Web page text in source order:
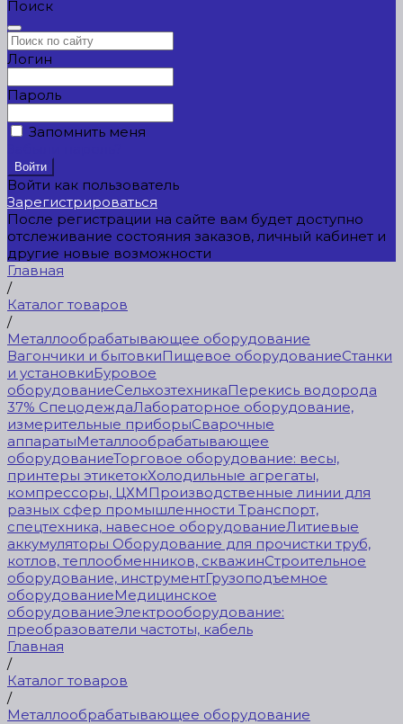
Поиск
Логин
Пароль
Запомнить меня
Войти как пользователь
Зарегистрироваться
После регистрации на сайте вам будет доступно
отслеживание состояния заказов, личный кабинет и
другие новые возможности
Главная
/
Каталог товаров
/
Металлообрабатывающее оборудование
Вагончики и бытовкиПищевое оборудованиеСтанки
и установкиБуровое
оборудованиеСельхозтехникаПерекись водорода
37% СпецодеждаЛабораторное оборудование,
измерительные приборыСварочные
аппаратыМеталлообрабатывающее
оборудованиеТорговое оборудование: весы,
принтеры этикетокХолодильные агрегаты,
компрессоры, ЦХМ Производственные линии для
разных сфер промышленности Транспорт,
спецтехника, навесное оборудованиеЛитиевые
аккумуляторы Оборудование для прочистки труб,
котлов, теплообменников, скважинСтроительное
оборудование, инструментГрузоподъемное
оборудованиеМедицинское
оборудованиеЭлектрооборудование:
преобразователи частоты, кабель
Главная
/
Каталог товаров
/
Металлообрабатывающее оборудование